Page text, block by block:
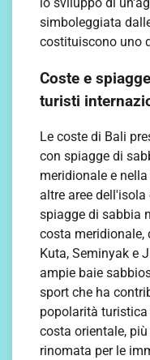
simboleggiata
costituiscono uno
Coste e
turisti
Le coste di Bali
con spiagge di
meridionale e
altre aree
spiagge di sabbia
costa meridionale,
Kuta, Seminyak e
ampie baie
sport che ha
popolarità
costa orientale,
rinomata per le